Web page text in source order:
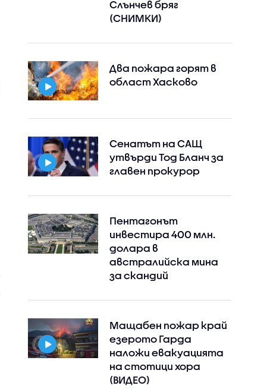
Слънчев бряг
(СНИМКИ)
Два пожара горят в
област Хасково
Сенатът на САЩ
утвърди Тод Бланч за
главен прокурор
Пентагонът
инвестира 400 млн.
долара в
австралийска мина
за скандий
Мащабен пожар край
езерото Гарда
наложи евакуацията
на стотици хора
(ВИДЕО)